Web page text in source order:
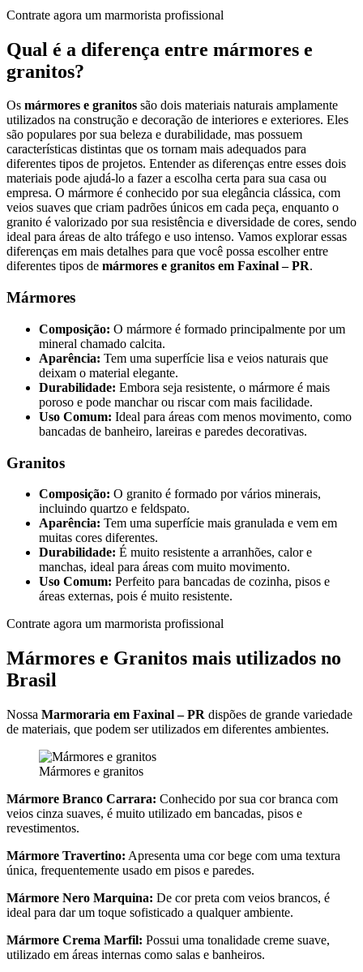
Contrate agora um marmorista profissional
Qual é a diferença entre mármores e
granitos?
Os mármores e granitos são dois materiais naturais amplamente
utilizados na construção e decoração de interiores e exteriores. Eles
são populares por sua beleza e durabilidade, mas possuem
características distintas que os tornam mais adequados para
diferentes tipos de projetos. Entender as diferenças entre esses dois
materiais pode ajudá-lo a fazer a escolha certa para sua casa ou
empresa. O mármore é conhecido por sua elegância clássica, com
veios suaves que criam padrões únicos em cada peça, enquanto o
granito é valorizado por sua resistência e diversidade de cores, sendo
ideal para áreas de alto tráfego e uso intenso. Vamos explorar essas
diferenças em mais detalhes para que você possa escolher entre
diferentes tipos de mármores e granitos em Faxinal – PR.
Mármores
Composição: O mármore é formado principalmente por um
mineral chamado calcita.
Aparência: Tem uma superfície lisa e veios naturais que
deixam o material elegante.
Durabilidade: Embora seja resistente, o mármore é mais
poroso e pode manchar ou riscar com mais facilidade.
Uso Comum: Ideal para áreas com menos movimento, como
bancadas de banheiro, lareiras e paredes decorativas.
Granitos
Composição: O granito é formado por vários minerais,
incluindo quartzo e feldspato.
Aparência: Tem uma superfície mais granulada e vem em
muitas cores diferentes.
Durabilidade: É muito resistente a arranhões, calor e
manchas, ideal para áreas com muito movimento.
Uso Comum: Perfeito para bancadas de cozinha, pisos e
áreas externas, pois é muito resistente.
Contrate agora um marmorista profissional
Mármores e Granitos mais utilizados no
Brasil
Nossa Marmoraria em Faxinal – PR dispões de grande variedade
de materiais, que podem ser utilizados em diferentes ambientes.
Mármores e granitos
Mármore Branco Carrara: Conhecido por sua cor branca com
veios cinza suaves, é muito utilizado em bancadas, pisos e
revestimentos.
Mármore Travertino: Apresenta uma cor bege com uma textura
única, frequentemente usado em pisos e paredes.
Mármore Nero Marquina: De cor preta com veios brancos, é
ideal para dar um toque sofisticado a qualquer ambiente.
Mármore Crema Marfil: Possui uma tonalidade creme suave,
utilizado em áreas internas como salas e banheiros.